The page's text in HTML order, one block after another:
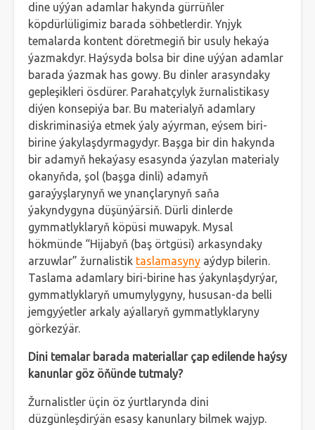
dine uýýan adamlar hakynda gürrüňler
köpdürlüligimiz barada söhbetlerdir. Ynjyk
temalarda kontent döretmegiň bir usuly hekaýa
ýazmakdyr. Haýsyda bolsa bir dine uýýan adamlar
barada ýazmak has gowy. Bu dinler arasyndaky
gepleşikleri ösdürer. Parahatçylyk žurnalistikasy
diýen konsepiýa bar. Bu materialyň adamlary
diskriminasiýa etmek ýaly aýyrman, eýsem biri-
birine ýakylaşdyrmagydyr. Başga bir din hakynda
bir adamyň hekaýasy esasynda ýazylan materialy
okanyňda, şol (başga dinli) adamyň
garaýyşlarynyň we ynançlarynyň saňa
ýakyndygyna düşünýärsiň. Dürli dinlerde
gymmatlyklaryň köpüsi muwapyk. Mysal
hökmünde “Hijabyň (baş örtgüsi) arkasyndaky
arzuwlar” žurnalistik taslamasyny aýdyp bilerin.
Taslama adamlary biri-birine has ýakynlaşdyrýar,
gymmatlyklaryň umumylygyny, hususan-da belli
jemgyýetler arkaly aýallaryň gymmatlyklaryny
görkezýär.
Dini temalar barada materiallar çap edilende haýsy
kanunlar göz öňünde tutmaly?
Žurnalistler üçin öz ýurtlarynda dini
düzgünleşdirýän esasy kanunlary bilmek wajyp.